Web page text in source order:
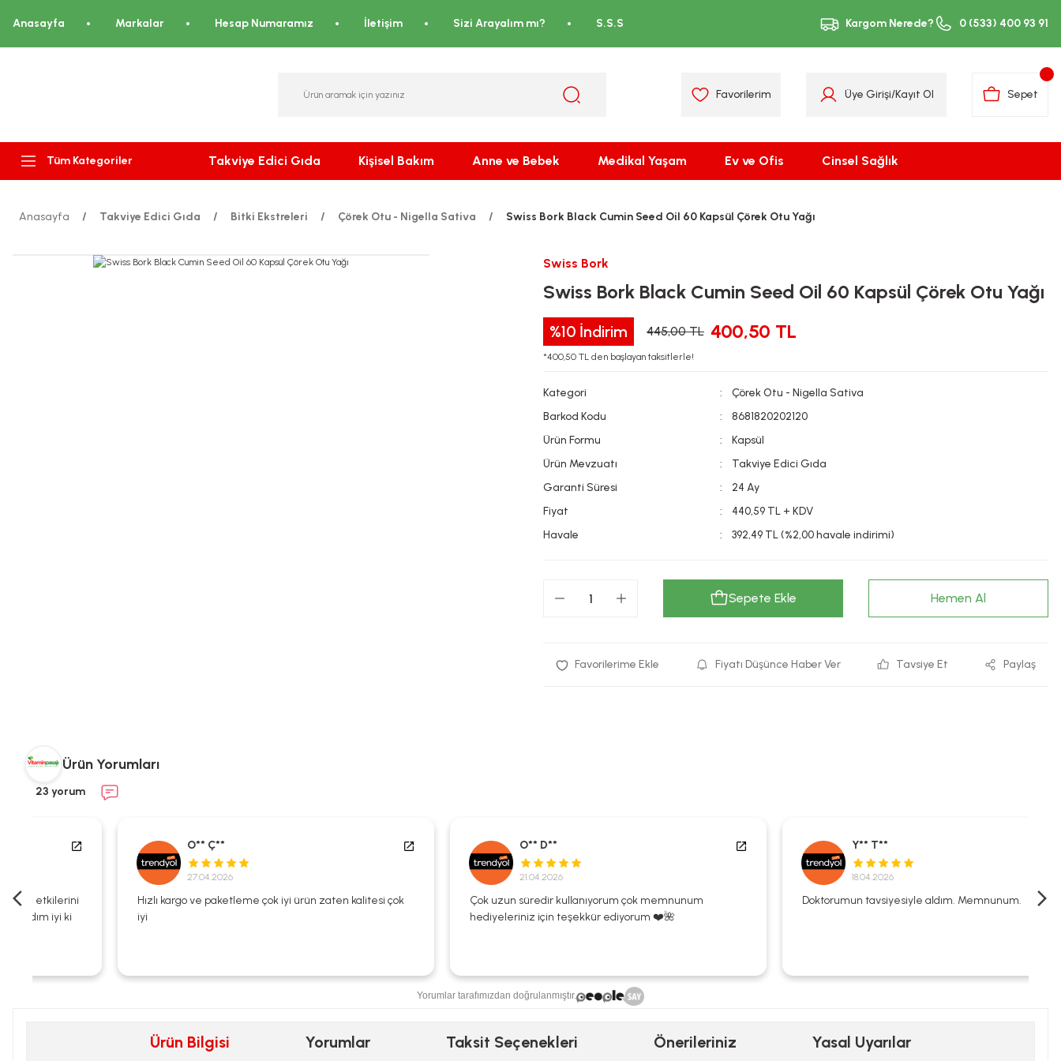
Anasayfa Markalar Hesap Numaramız İletişim Sizi Arayalım mı? S.S.S Kargom Nerede? 0 (533) 400 93 91
Favorilerim Üye Girişi/Kayıt Ol Sepet
Tüm Kategoriler Takviye Edici Gıda Kişisel Bakım Anne ve Bebek Medikal Yaşam Ev ve Ofis Cinsel Sağlık
Anasayfa Takviye Edici Gıda Bitki Ekstreleri Çörek Otu - Nigella Sativa Swiss Bork Black Cumin Seed Oil 60 Kapsül Çörek Otu Yağı
Swiss Bork
Swiss Bork Black Cumin Seed Oil 60 Kapsül Çörek Otu Yağı
%10 İndirim 445,00 TL 400,50 TL
*400,50 TL den başlayan taksitlerle!
Kategori
Çörek Otu - Nigella Sativa
Barkod Kodu
8681820202120
Ürün Formu
Kapsül
Ürün Mevzuatı
Takviye Edici Gıda
Garanti Süresi
24 Ay
Fiyat
440,59 TL + KDV
Havale
392,49 TL (%2,00 havale indirimi)
Sepete Ekle Hemen Al
Fiyatı Düşünce Haber Ver Tavsiye Et Paylaş
Ürün Yorumları
23 yorum
O** Ç**
27.04.2026
Hızlı kargo ve paketleme çok iyi ürün zaten kalitesi çok
iyi
O** D**
21.04.2026
Çok uzun süredir kullanıyorum çok memnunum
hediyeleriniz için teşekkür ediyorum ❤️🌺
Y** T**
18.04.2026
Doktorumun tavsiyesiyle aldım. Memnunum.
Yorumlar tarafımızdan doğrulanmıştır.
Ürün Bilgisi Yorumlar Taksit Seçenekleri Önerileriniz Yasal Uyarılar